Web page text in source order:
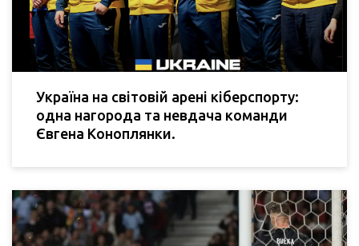
Україна на світовій арені кіберспорту:
одна нагорода та невдача команди
Євгена Коноплянки.